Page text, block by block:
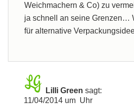
Weichmachern & Co) zu
ja schnell an seine Grenzen…
für alternative
Lilli Green sagt:
11/04/2014 um Uhr